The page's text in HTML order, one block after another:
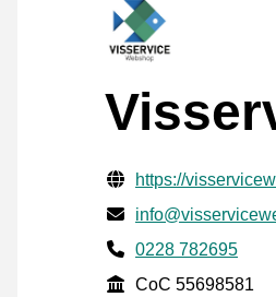
Verifisert
Website URL
https://
E-post
Phone number
0228 782695
CoC
CoC 55698581